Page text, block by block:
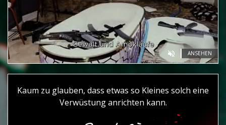
Kaum zu glauben, dass etwas so Kleines solch eine
Verwüstung anrichten kann.
ANSEHEN